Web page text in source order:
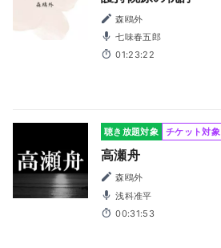
森鴎外
七味春五郎
01:23:22
聴き放題対象 チケット対象
高瀬舟
森鴎外
浅科准平
00:31:53